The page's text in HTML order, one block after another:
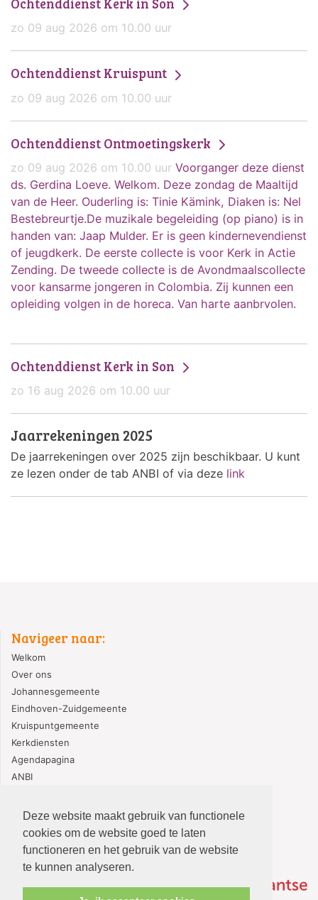
Deze website maakt gebruik van functionele
cookies om de website goed te laten
functioneren en het gebruik van de website
te kunnen analyseren.
zo 09 aug 2026 om 10.00 uur
Ochtenddienst Kruispunt
zo 09 aug 2026 om 10.00 uur
Ochtenddienst Ontmoetingskerk
zo 09 aug 2026 om 10.00 uur Voorganger deze dienst
ds. Gerdina Loeve. Welkom. Deze zondag de Maaltijd
van de Heer. Ouderling is: Tinie Kämink, Diaken is: Nel
Bestebreurtje.De muzikale begeleiding (op piano) is in
handen van: Jaap Mulder. Er is geen kindernevendienst
of jeugdkerk. De eerste collecte is voor Kerk in Actie
Zending. De tweede collecte is de Avondmaalscollecte
voor kansarme jongeren in Colombia. Zij kunnen een
opleiding volgen in de horeca. Van harte aanbrvolen.
Ochtenddienst Kerk in Son
zo 16 aug 2026 om 10.00 uur
Jaarrekeningen 2025
De jaarrekeningen over 2025 zijn beschikbaar. U kunt
ze lezen onder de tab ANBI of via deze link
Navigeer naar:
Welkom
Over ons
Johannesgemeente
Eindhoven-Zuidgemeente
Kruispuntgemeente
Kerkdiensten
Agendapagina
ANBI